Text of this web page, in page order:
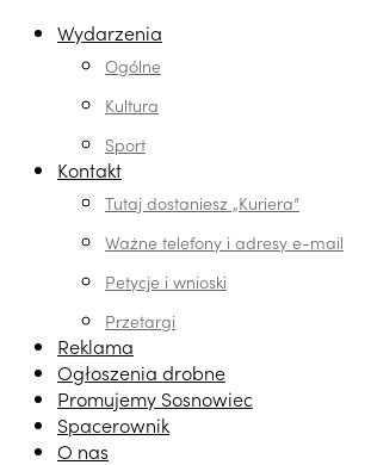
Wydarzenia
Ogólne
Kultura
Sport
Kontakt
Tutaj dostaniesz „Kuriera”
Ważne telefony i adresy e-mail
Petycje i wnioski
Przetargi
Reklama
Ogłoszenia drobne
Promujemy Sosnowiec
Spacerownik
O nas